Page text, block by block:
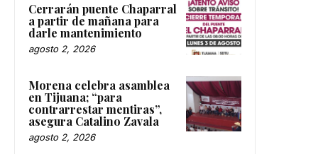
Cerrarán puente Chaparral
a partir de mañana para
darle mantenimiento
agosto 2, 2026
Morena celebra asamblea
en Tijuana; “para
contrarrestar mentiras”,
asegura Catalino Zavala
agosto 2, 2026